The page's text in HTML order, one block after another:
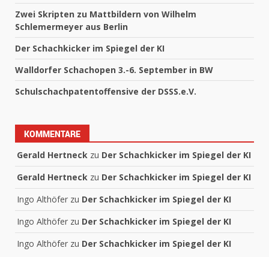
Zwei Skripten zu Mattbildern von Wilhelm
Schlemermeyer aus Berlin
Der Schachkicker im Spiegel der KI
Walldorfer Schachopen 3.-6. September in BW
Schulschachpatentoffensive der DSSS.e.V.
KOMMENTARE
Gerald Hertneck zu Der Schachkicker im Spiegel der KI
Gerald Hertneck zu Der Schachkicker im Spiegel der KI
Ingo Althöfer zu Der Schachkicker im Spiegel der KI
Ingo Althöfer zu Der Schachkicker im Spiegel der KI
Ingo Althöfer zu Der Schachkicker im Spiegel der KI